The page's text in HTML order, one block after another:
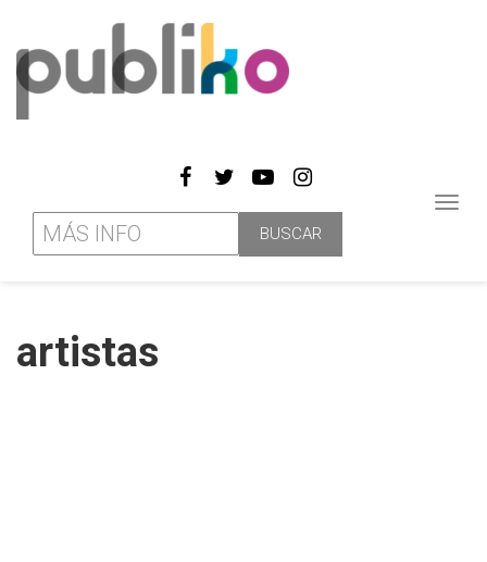
artistas